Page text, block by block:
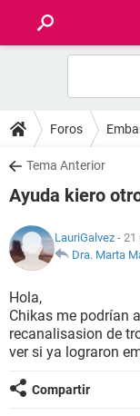
FOROS
SALUD
FAMILIA
NUTRICIÓN
BIENESTAR
SEXUALIDAD
GLOSARIO
Foros
Tema Anterior
Ayuda kiero
LauriGalvez - 21
Dra. Marta
Hola,
Chikas me podrían
recanalisasion de
ver si ya lograron
Compartir